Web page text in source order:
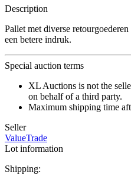
Description
Pallet met diverse
een betere indruk.
Special auction terms
XL Auctions is not the
on behalf of a third party.
Maximum shipping time
Seller
ValueTrade
Lot information
Shipping: